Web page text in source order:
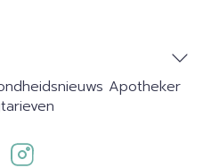
Apotheker